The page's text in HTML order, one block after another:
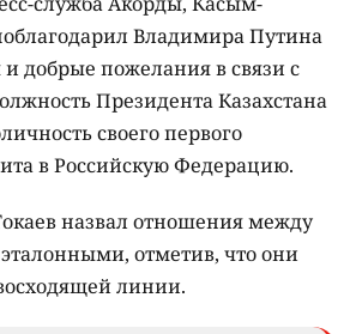
Владимира Путина
добрые пожелания в связи с
Президента Казахстана
своего первого
в Российскую Федерацию.
назвал отношения между
отметив, что они
линии.